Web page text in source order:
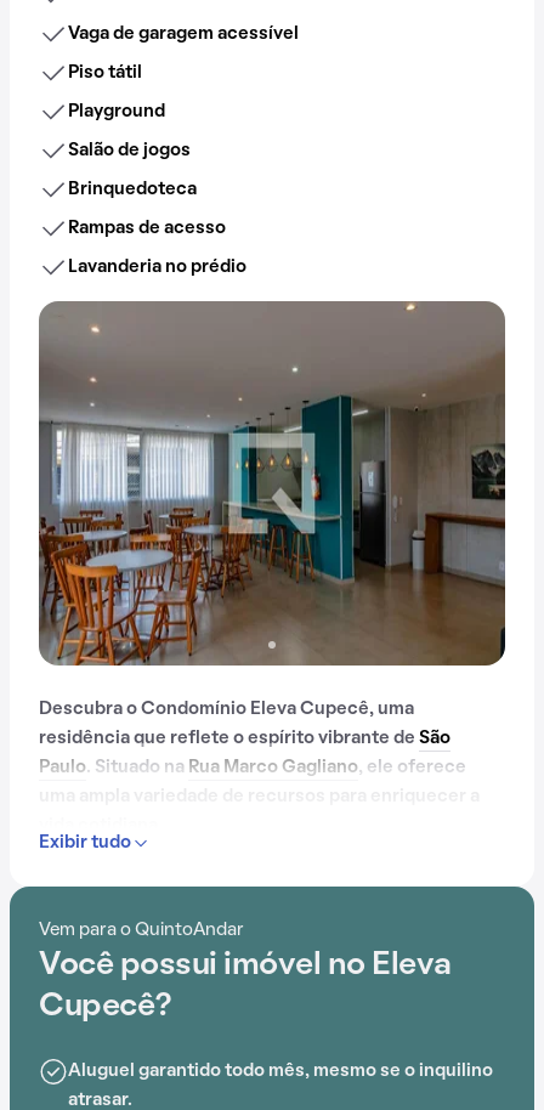
Vaga de garagem acessível
Piso tátil
Playground
Salão de jogos
Brinquedoteca
Rampas de acesso
Lavanderia no prédio
Descubra o Condomínio Eleva Cupecê, uma
residência que reflete o espírito vibrante de São
Paulo. Situado na Rua Marco Gagliano, ele oferece
Com mais de 6 anos, o Condomínio Eleva Cupecê já é
Com portaria 24 horas, elevador, academia, piscina,
salão de festas, playground, salão de jogos,
Eleva Cupecê é ideal para quem busca conforto e
entretenimento.
Exibir tudo
Vem para o QuintoAndar
Você possui imóvel no Eleva
Cupecê?
Aluguel garantido todo mês, mesmo se o inquilino
atrasar.